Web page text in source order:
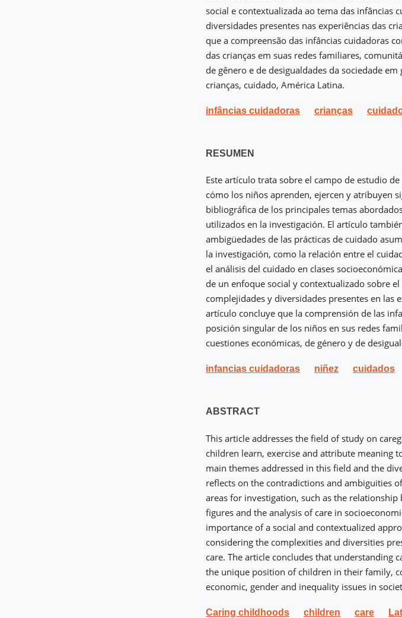
social e contextualizada ao tema das infâncias
diversidades presentes nas experiências das
que a compreensão das infâncias cuidadoras
das crianças em suas redes familiares,
de gênero e de desigualdades da sociedade
crianças, cuidado, América Latina.
infâncias cuidadoras crianças
RESUMEN
Este artículo trata sobre el campo de estudio
cómo los niños aprenden, ejercen y atribuyen
bibliográfica de los principales temas
utilizados en la investigación. El artículo
ambigüedades de las prácticas de cuidado
la investigación, como la relación entre el
el análisis del cuidado en clases
de un enfoque social y contextualizado sobre
complejidades y diversidades presentes en las
artículo concluye que la comprensión de las
posición singular de los niños en sus redes
cuestiones económicas, de género y de
infancias cuidadoras niñez cuidados
ABSTRACT
This article addresses the field of study on
children learn, exercise and attribute meaning
main themes addressed in this field and the
reflects on the contradictions and ambiguities
areas for investigation, such as the
figures and the analysis of care in
importance of a social and contextualized
considering the complexities and diversities
care. The article concludes that understanding
the unique position of children in their family,
economic, gender and inequality issues in
Caring childhoods children care